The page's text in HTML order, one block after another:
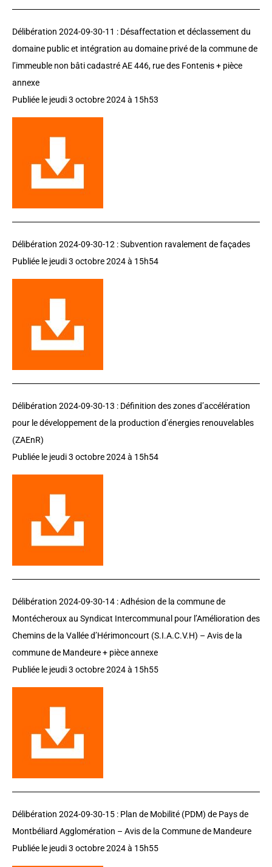
Délibération 2024-09-30-11 : Désaffectation et déclassement du
domaine public et intégration au domaine privé de la commune de
l’immeuble non bâti cadastré AE 446, rue des Fontenis + pièce
annexe
Publiée le jeudi 3 octobre 2024 à 15h53
Délibération 2024-09-30-12 :Subvention ravalement de façades
Publiée le jeudi 3 octobre 2024 à 15h54
Délibération 2024-09-30-13 : Définition des zones d’accélération
pour le développement de la production d’énergies renouvelables
(ZAEnR)
Publiée le jeudi 3 octobre 2024 à 15h54
Délibération 2024-09-30-14 :Adhésion de la commune de
Montécheroux au Syndicat Intercommunal pour l’Amélioration des
Chemins de la Vallée d’Hérimoncourt (S.I.A.C.V.H) – Avis de la
commune de Mandeure + pièce annexe
Publiée le jeudi 3 octobre 2024 à 15h55
Délibération 2024-09-30-15 : Plan de Mobilité (PDM) de Pays de
Montbéliard Agglomération – Avis de la Commune de Mandeure
Publiée le jeudi 3 octobre 2024 à 15h55